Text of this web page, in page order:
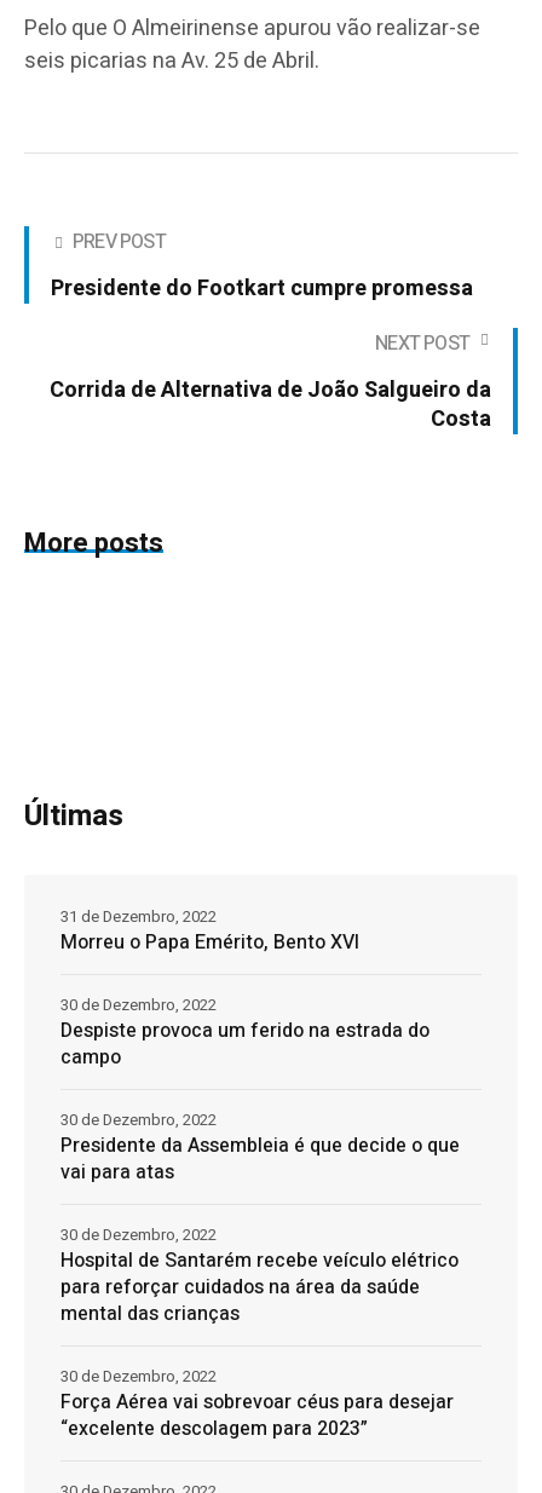
Pelo que O Almeirinense apurou vão realizar-se
seis picarias na Av. 25 de Abril.
PREV POST
Presidente do Footkart cumpre promessa
NEXT POST
Corrida de Alternativa de João Salgueiro da
Costa
More posts
Últimas
Morreu o Papa Emérito, Bento XVI
31 de Dezembro, 2022
Despiste provoca um ferido na estrada do
campo
30 de Dezembro, 2022
Presidente da Assembleia é que decide o que
vai para atas
30 de Dezembro, 2022
Hospital de Santarém recebe veículo elétrico
para reforçar cuidados na área da saúde
mental das crianças
30 de Dezembro, 2022
Força Aérea vai sobrevoar céus para desejar
“excelente descolagem para 2023”
30 de Dezembro, 2022